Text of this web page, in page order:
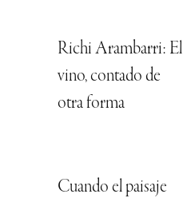
Richi Arambarri: El
vino, contado de
otra forma
Cuando el paisaje